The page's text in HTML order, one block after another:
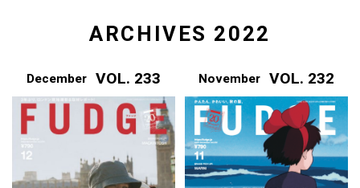
ARCHIVES 2022
December VOL. 233 November VOL. 232